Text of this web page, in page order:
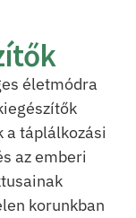
életmódra
a táplálkozási
az emberi
korunkban